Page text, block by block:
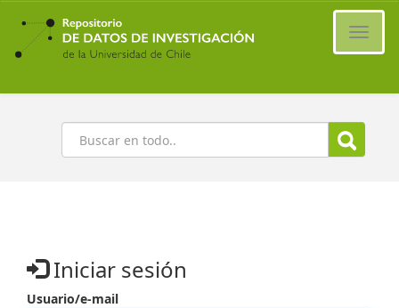
Ir
contenido
principal
Buscar
Iniciar sesión
Usuario/e-mail